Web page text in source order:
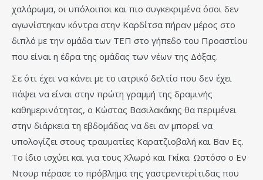
χαλάρωμα, οι υπόλοιποι και πιο συγκεκριμένα όσοι δεν
αγωνίστηκαν κόντρα στην Καρδίτσα πήραν μέρος στο
διπλό με την ομάδα των ΤΕΠ στο γήπεδο του Προαστίου
που είναι η έδρα της ομάδας των νέων της Δόξας.
Σε ότι έχει να κάνει με το ιατρικό δελτίο που δεν έχει
πάψει να είναι στην πρώτη γραμμή της δραμινής
καθημερινότητας, ο Κώστας Βασιλακάκης θα περιμένει
στην διάρκεια τη εβδομάδας να δει αν μπορεί να
υπολογίζει στους τραυματίες Καρατζιοβαλή και Βαν Ες.
Το ίδιο ισχύει και για τους Χλωρό και Γκίκα. Ωστόσο ο Εν
Ντουρ πέρασε το πρόβλημα της γαστρεντερίτιδας που